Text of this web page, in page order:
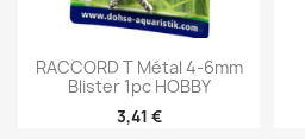
RACCORD T Métal 4-6mm
Blister 1pc HOBBY
3,41 €